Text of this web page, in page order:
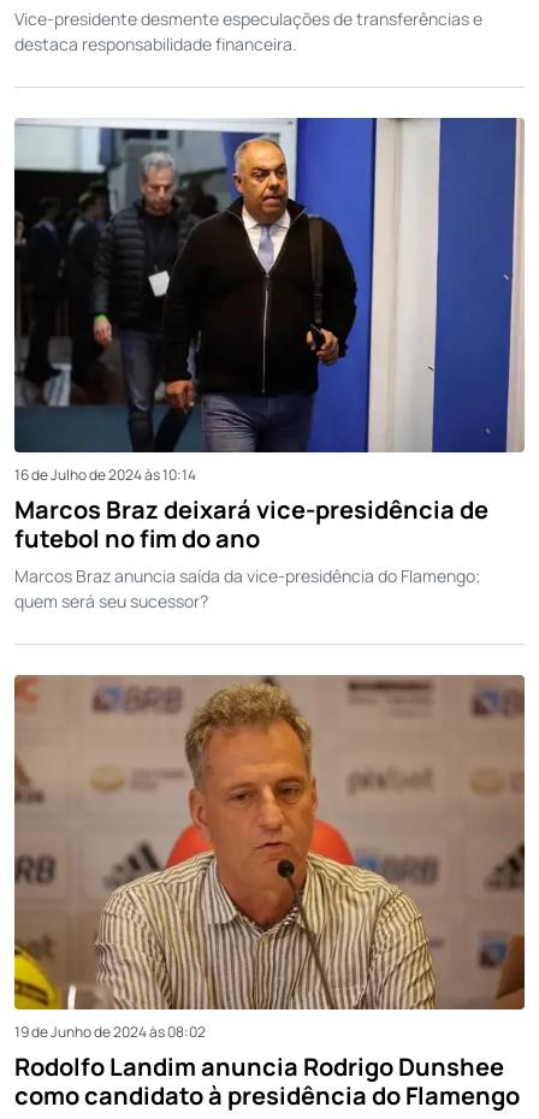
Vice-presidente desmente especulações de transferências e
destaca responsabilidade financeira.
16 de Julho de 2024 às 10:14
Marcos Braz deixará vice-presidência de
futebol no fim do ano
Marcos Braz anuncia saída da vice-presidência do Flamengo;
quem será seu sucessor?
19 de Junho de 2024 às 08:02
Rodolfo Landim anuncia Rodrigo Dunshee
como candidato à presidência do Flamengo